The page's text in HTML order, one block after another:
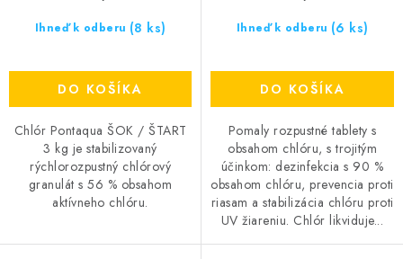
Ihneď k odberu (8 ks)
DO KOŠÍKA
Chlór Pontaqua ŠOK / ŠTART
3 kg je stabilizovaný
rýchlorozpustný chlórový
granulát s 56 % obsahom
aktívneho chlóru.
Ihneď k odberu (6 ks)
DO KOŠÍKA
Pomaly rozpustné tablety s
obsahom chlóru, s trojitým
účinkom: dezinfekcia s 90 %
obsahom chlóru, prevencia proti
riasam a stabilizácia chlóru proti
UV žiareniu. Chlór likviduje...